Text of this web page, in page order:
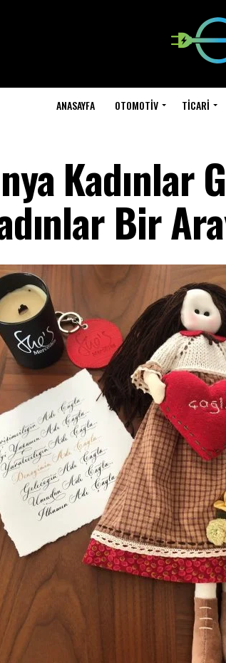
ANASAYFA OTOMOTIV TICARI
Kadınlar
Bir